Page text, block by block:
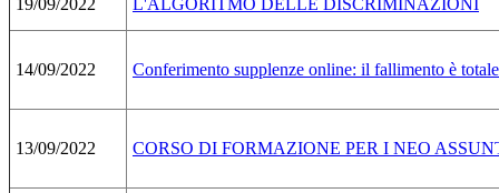
19/09/2022 L'ALGORITMO DELLE DISCRIMINAZIONI
14/09/2022 Conferimento supplenze online: il fallimento è
13/09/2022 CORSO DI FORMAZIONE PER I NEO